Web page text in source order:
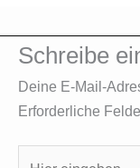
Schreibe
Deine E-Mail-
Erforderliche